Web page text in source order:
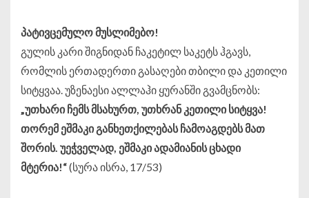
პატივცემულომუსლიმებო!
გულის კარი შიგნიდან ჩაკეტილ საკეტს ჰგავს,
რომლის ერთადერთი გასაღები თბილი და კეთილი
სიტყვაა. უზენაესი ალლაჰი ყურანში გვამცნობს:
„უთხარი ჩემსმსახურთ, უთხრან კეთილი სიტყვა!
თორემ ეშმაკიგანხეთქილებას ჩამოაგდებსმათ
შორის. უეჭველად, ეშმაკიადამიანისცხადი
მტერია!“(სურა ისრა, 17/53)